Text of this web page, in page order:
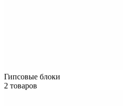
Гипсовые блоки
2 товаров